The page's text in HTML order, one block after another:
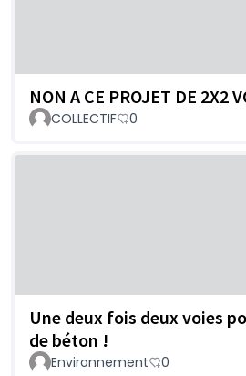
NON A CE PROJET DE 2X2
COLLECTIF 0
Une deux fois deux voies
de béton !
Environnement 0